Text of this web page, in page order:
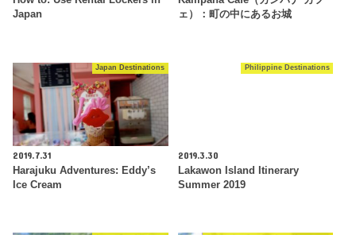
Japan
ェ）：町の中にあるお城
Japan Destinations
2019.7.31
Harajuku Adventures: Eddy’s
Ice Cream
Philippine Destinations
2019.3.30
Lakawon Island Itinerary
Summer 2019